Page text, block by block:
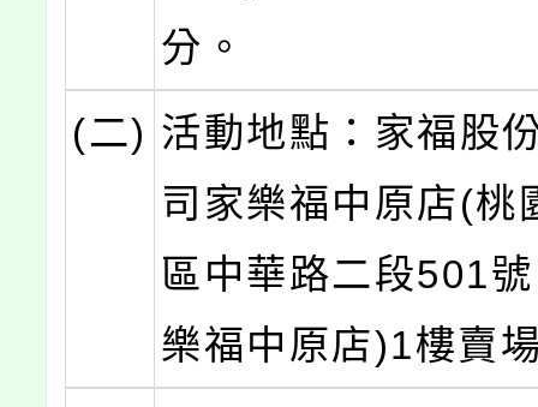
分。
(二) 活動地點：家福股
司家樂福中原店(桃
區中華路二段501
樂福中原店)1樓賣